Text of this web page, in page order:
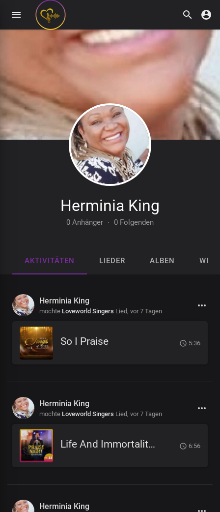
Herminia King
0 Anhänger · 0 Folgenden
AKTIVITÄTEN LIEDER ALBEN
Herminia King
mochte Loveworld Singers Lied, vor 7 Tagen
So I Praise 5:36
Herminia King
mochte Loveworld Singers Lied, vor 7 Tagen
Life And Immortality Unveiled 6:56
Herminia King